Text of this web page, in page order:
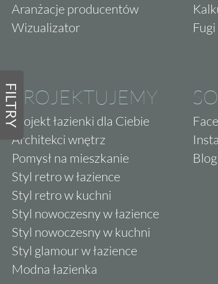
FILTRY
Aranżacje producentów
Wizualizator
PROJEKTUJEMY
Projekt łazienki dla Ciebie
Architekci wnętrz
Pomysł na mieszkanie
Styl retro w łazience
Styl retro w kuchni
Styl nowoczesny w łazience
Styl nowoczesny w kuchni
Styl glamour w łazience
Modna łazienka
Blog